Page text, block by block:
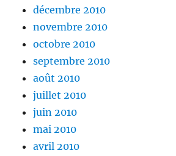
décembre 2010
novembre 2010
octobre 2010
septembre 2010
août 2010
juillet 2010
juin 2010
mai 2010
avril 2010